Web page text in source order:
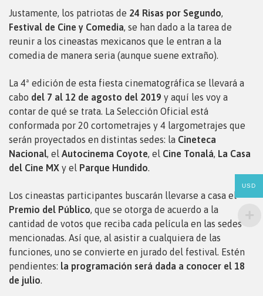
Justamente, los patriotas de 24 Risas por Segundo,
Festival de Cine y Comedia, se han dado a la tarea de
reunir a los cineastas mexicanos que le entran a la
comedia de manera seria (aunque suene extraño).
La 4ª edición de esta fiesta cinematográfica se llevará a
cabo del 7 al 12 de agosto del 2019 y aquí les voy a
contar de qué se trata. La Selección Oficial está
conformada por 20 cortometrajes y 4 largometrajes que
serán proyectados en distintas sedes: la Cineteca
Nacional, el Autocinema Coyote, el Cine Tonalá, La Casa
del Cine MX y el Parque Hundido.
Los cineastas participantes buscarán llevarse a casa el
Premio del Público, que se otorga de acuerdo a la
cantidad de votos que reciba cada película en las sedes
mencionadas. Así que, al asistir a cualquiera de las
funciones, uno se convierte en jurado del festival. Estén
pendientes: la programación será dada a conocer el 18
de julio.
USD